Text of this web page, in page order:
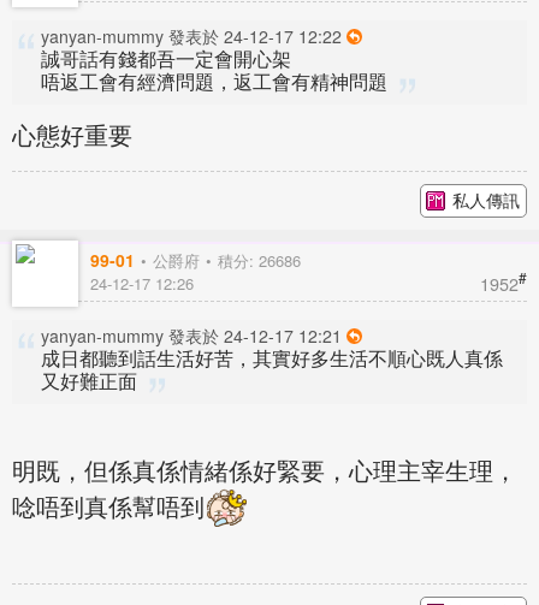
yanyan-mummy 發表於 24-12-17 12:22
誠哥話有錢都吾一定會開心架
唔返工會有經濟問題，返工會有精神問題
心態好重要
私人傳訊
99-01 公爵府 積分: 26686
1952#
24-12-17 12:26
yanyan-mummy 發表於 24-12-17 12:21
成日都聽到話生活好苦，其實好多生活不順心既人真係
又好難正面
明既，但係真係情緒係好緊要，心理主宰生理，
唸唔到真係幫唔到